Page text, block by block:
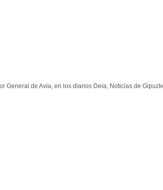
General de Avia, en los diarios Deia, Noticias de